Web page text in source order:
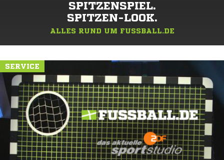
SPITZENSPIEL.
SPITZEN-LOOK.
ALLES RUND UM FUSSBALL.DE
SERVICE